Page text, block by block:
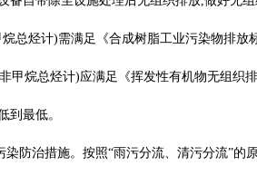
总烃计)需满足《合成树脂工业污染物排放
甲烷总烃计)应满足《挥发性有机物无组织
到最低。
染防治措施。按照“雨污分流、清污分流”